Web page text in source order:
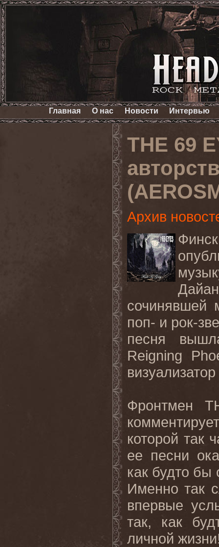
Главная О нас Новости Интервью
THE 69
Архив
сочинявшей
поп- и рок-
песня
Reigning
визуализатор
Фронтмен
которой так
ее песни
как будто бы
Именно так
впервые
так, как
личной